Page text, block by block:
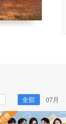
全部 07月